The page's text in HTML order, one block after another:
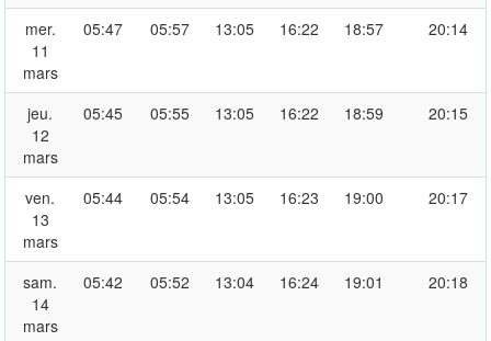
mer.
11
mars
05:47 05:57 13:05 16:22 18:57 20:14
jeu.
12
mars
05:45 05:55 13:05 16:22 18:59 20:15
ven.
13
mars
05:44 05:54 13:05 16:23 19:00 20:17
sam.
14
mars
05:42 05:52 13:04 16:24 19:01 20:18